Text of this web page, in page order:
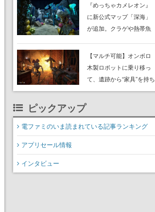
『めっちゃカメレオン』
に新公式マップ「深海」
が追加。クラゲや熱帯魚
や大きな貝も
【マルチ可能】オンボロ
木製ロボットに乗り移っ
て、遺跡から“家具”を持ち
帰るホラーアクションゲ
売。迫る“腐敗”から逃げ延
び、持ち帰った家具で基
ピックアップ
電ファミのいま読まれている記事ランキング
アプリセール情報
インタビュー